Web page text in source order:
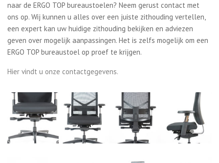
naar de ERGO TOP bureaustoelen? Neem gerust contact met
ons op. Wij kunnen u alles over een juiste zithouding vertellen,
een expert kan uw huidige zithouding bekijken en adviezen
geven over mogelijk aanpassingen. Het is zelfs mogelijk om een
ERGO TOP bureaustoel op proef te krijgen.
Hier vindt u onze contactgegevens.